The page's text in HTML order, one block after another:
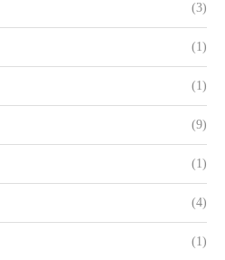
(3)
(1)
(1)
(9)
(1)
(4)
(1)